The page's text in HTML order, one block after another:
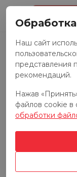
Наш сайт
представления
рекомендаций.
Нажав
файлов cookie в
обработки